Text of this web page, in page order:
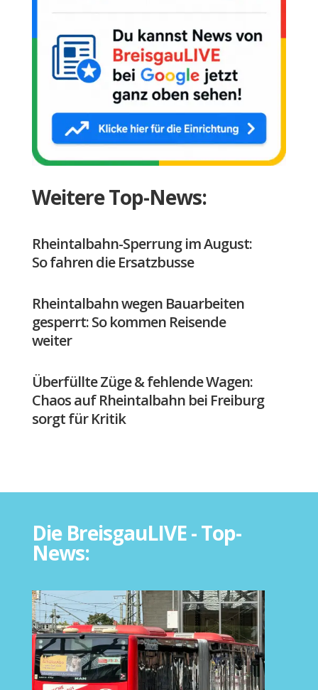
Weitere Top-News:
Rheintalbahn-Sperrung im August:
So fahren die Ersatzbusse
Rheintalbahn wegen Bauarbeiten
gesperrt: So kommen Reisende
weiter
Überfüllte Züge & fehlende Wagen:
Chaos auf Rheintalbahn bei Freiburg
sorgt für Kritik
Die BreisgauLIVE - Top-
News: